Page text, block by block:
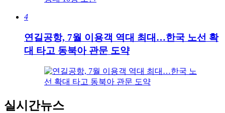
4
연길공항, 7월 이용객 역대 최대…한국 노선 확
대 타고 동북아 관문 도약
실시간뉴스